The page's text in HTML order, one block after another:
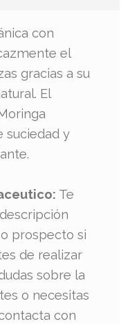
con
el
gracias a su
El
suciedad y
Te
prospecto si
de realizar
sobre la
o necesitas
con